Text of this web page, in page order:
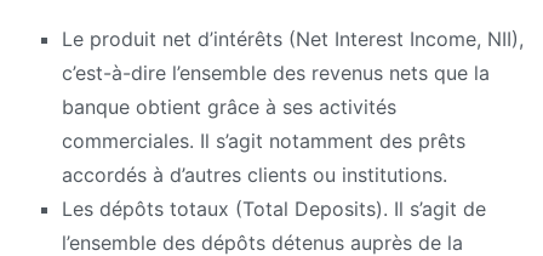
Le produit net d’intérêts (Net Interest Income, NII),
c’est-à-dire l’ensemble des revenus nets que la
banque obtient grâce à ses activités
commerciales. Il s’agit notamment des prêts
accordés à d’autres clients ou institutions.
Les dépôts totaux (Total Deposits). Il s’agit de
l’ensemble des dépôts détenus auprès de la